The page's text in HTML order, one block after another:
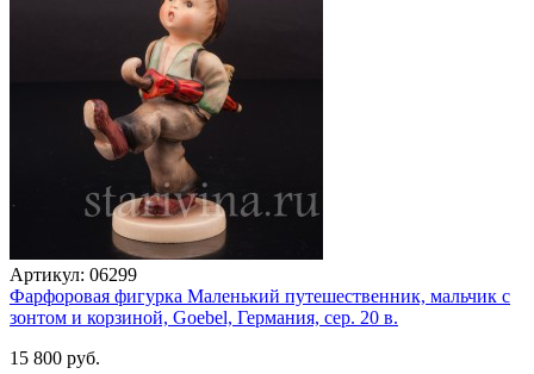
Артикул: 06299
Фарфоровая фигурка Маленький путешественник, мальчик с
зонтом и корзиной, Goebel, Германия, сер. 20 в.
15 800 руб.